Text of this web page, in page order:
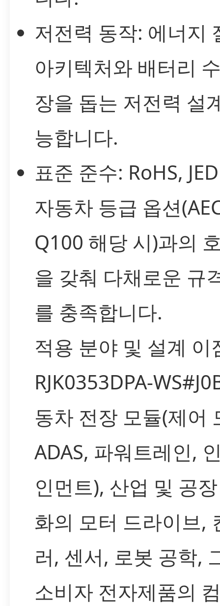
저전력 동작: 에너지
아키텍처와 배터리
장을 돕는 저전력 설
능합니다.
표준 준수: RoHS,
자동차 등급 옵션
Q100 해당 시)과의
을 갖춰 다채로운 규
를 충족합니다.
적용 분야 및 설계 이
RJK0353DPA-
동차 전장 모듈(제어
ADAS, 파워트레인,
인먼트), 산업 및 공
화의 모터 드라이브,
러, 센서, 로봇 공학,
소비자 전자제품의